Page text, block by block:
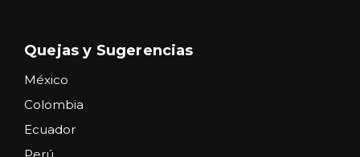
Quejas y Sugerencias
México
Colombia
Ecuador